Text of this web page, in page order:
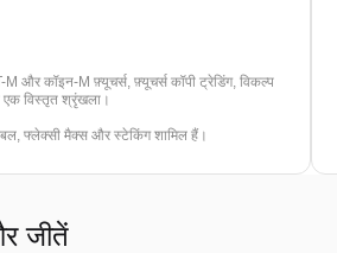
M और कॉइन-M फ़्यूचर्स, फ़्यूचर्स कॉपी ट्रेडिंग, विकल्प
विस्तृत श्रृंखला।
फ्लेक्सी मैक्स और स्टेकिंग शामिल हैं।
जीतें